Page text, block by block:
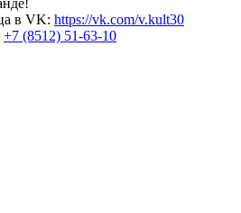
в VK: https://vk.com/v.kult30
+7 (8512) 51-63-10